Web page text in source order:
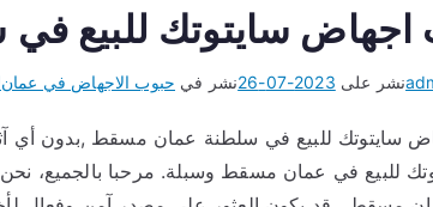
اجهاض سايتوتك للبيع
نشر على 2023-07-26 نشر في حبوب الاجهاض في عمان
سايتوتك للبيع في سلطنة عمان مسقط ,بدون أي آثار
للبيع في عمان مسقط وسبلة. مرحبا بالجميع،